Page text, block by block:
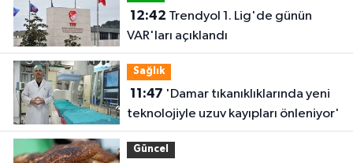
12:42
VAR'ları açıklandı
Sağlık
11:47
teknolojiyle uzuv kayıpları önleniyor'
Güncel